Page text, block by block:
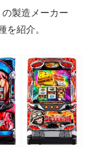
の製造メーカー
を紹介。